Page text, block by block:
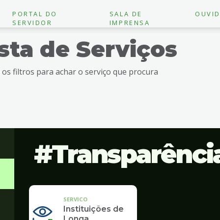
PORTAL DO
SERVIDOR
SALA DE
IMPRENSA
de Serviços
os filtros para achar o serviço que procura
SERVICO
Instituições de